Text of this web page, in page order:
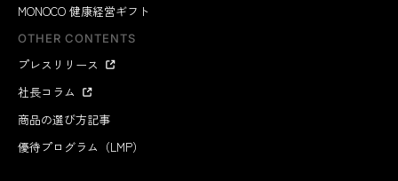
MONOCO 健康経営ギフト
OTHER CONTENTS
プレスリリース
社長コラム
商品の選び方記事
優待プログラム（LMP）